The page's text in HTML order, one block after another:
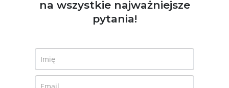
na wszystkie najważniejsze
pytania!